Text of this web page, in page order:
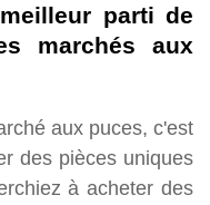
parti de
marchés aux
aux puces, c'est
des pièces uniques
à acheter des